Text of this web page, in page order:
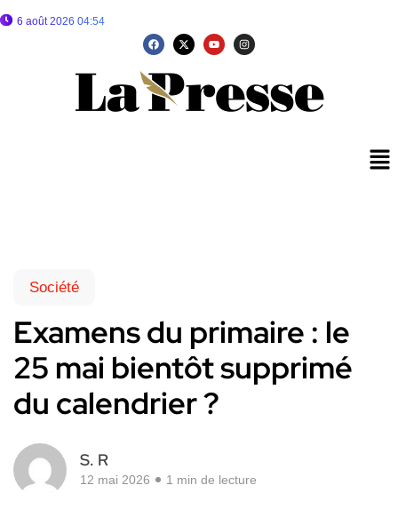
6 août 2026 04:54
Société
Examens du primaire : le
25 mai bientôt supprimé
du calendrier ?
S. R
12 mai 2026 1 min de lecture